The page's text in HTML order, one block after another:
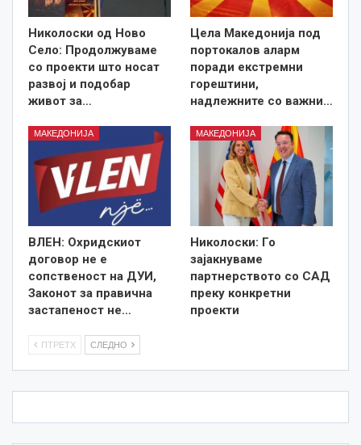
Николоски од Ново
Село: Продолжуваме
со проекти што носат
развој и подобар
живот за…
Цела Македонија под
портокалов аларм
поради екстремни
горештини,
надлежните со важни…
МАКЕДОНИЈА
ВЛЕН: Охридскиот
договор не е
сопственост на ДУИ,
Законот за правична
застапеност не…
МАКЕДОНИЈА
Николоски: Го
зајакнуваме
партнерството со САД
преку конкретни
проекти
ПТРЕТХ СЛЕДНО